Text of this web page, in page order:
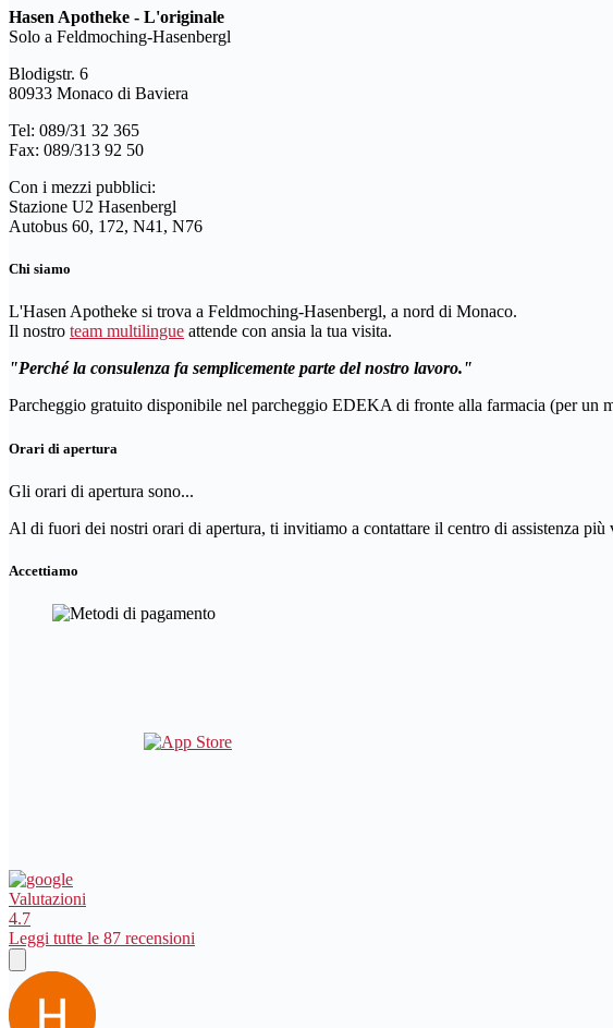
Hasen Apotheke - L'originale
Solo a Feldmoching-Hasenbergl
Blodigstr. 6
80933 Monaco di Baviera
Tel: 089/31 32 365
Fax: 089/313 92 50
Con i mezzi pubblici:
Stazione U2 Hasenbergl
Autobus 60, 172, N41, N76
Chi siamo
L'Hasen Apotheke si trova a Feldmoching-Hasenbergl, a nord di Monaco.
Il nostro team multilingue attende con ansia la tua visita.
Perché la consulenza fa semplicemente parte del nostro lavoro.
Parcheggio gratuito disponibile nel parcheggio EDEKA di fronte alla farmacia (per un
Orari di apertura
Gli orari di apertura sono...
Al di fuori dei nostri orari di apertura, ti invitiamo a contattare il centro di assistenza più
Accettiamo
Valutazioni
4.7
Leggi tutte le 87 recensioni